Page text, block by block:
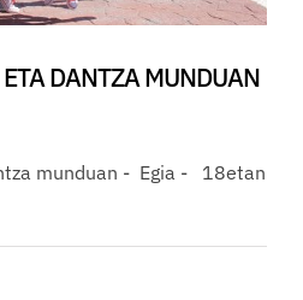
DANTZA MUNDUAN
munduan - Egia - 18etan